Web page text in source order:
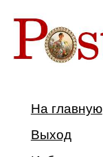
На главную
Выход